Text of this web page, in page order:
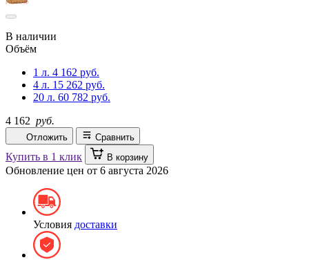
В наличии
Объём
1 л. 4 162 руб.
4 л. 15 262 руб.
20 л. 60 782 руб.
4 162 руб.
Отложить Сравнить
Купить в 1 клик В корзину
Обновление цен от 6 августа 2026
Условия доставки